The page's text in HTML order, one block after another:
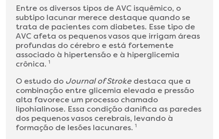
Entre os diversos tipos de AVC isquêmico, o
subtipo lacunar merece destaque quando se
trata de pacientes com diabetes. Esse tipo de
AVC afeta os pequenos vasos que irrigam áreas
profundas do cérebro e está fortemente
associado à hipertensão e à hiperglicemia
crônica. 1
O estudo do Journal of Stroke destaca que a
combinação entre glicemia elevada e pressão
alta favorece um processo chamado
lipohialinose. Essa condição danifica as paredes
dos pequenos vasos cerebrais, levando à
formação de lesões lacunares. 1